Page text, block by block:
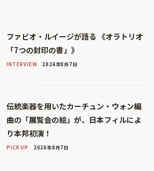
ファビオ・ルイージが語る 《オラトリオ
「7つの封印の書」》
INTERVIEW 2026年8月7日
伝統楽器を用いたカーチュン・ウォン編
曲の「展覧会の絵」が、日本フィルによ
り本邦初演！
PICK UP 2026年8月7日